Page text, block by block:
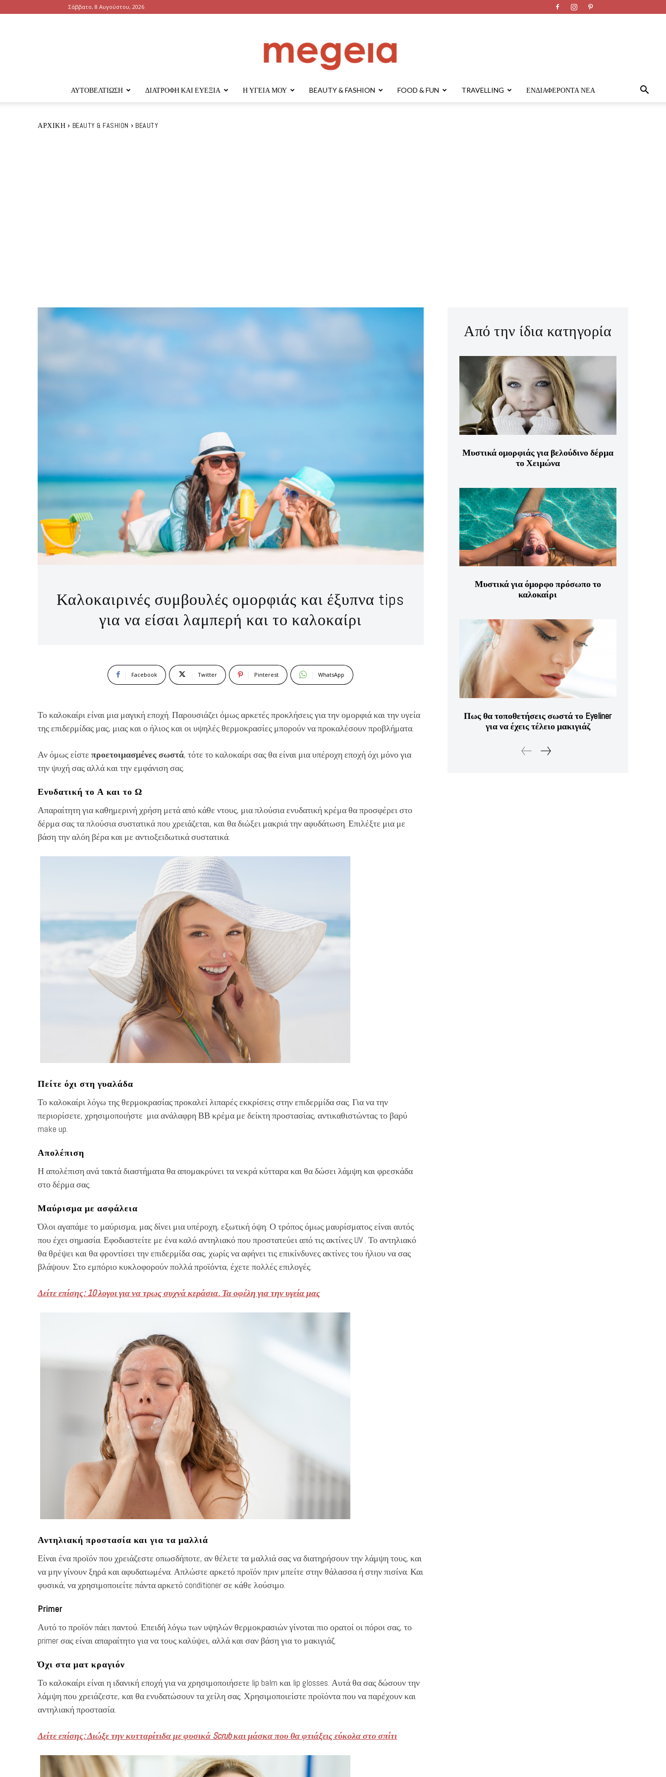
Σάββατο, 8 Αυγούστου, 2026
ΑΥΤΟΒΕΛΤΊΩΣΗ ΔΙΑΤΡΟΦΉ ΚΑΙ ΕΥΕΞΊΑ Η ΥΓΕΊΑ ΜΟΥ BEAUTY & FASHION FOOD & FUN TRAVELLING ΕΝΔΙΑΦΈΡΟΝΤΑ ΝΈΑ
ΑΡΧΙΚΉ BEAUTY & FASHION BEAUTY
Καλοκαιρινές συμβουλές ομορφιάς και έξυπνα tips
για να είσαι λαμπερή και το καλοκαίρι
Facebook Twitter Pinterest WhatsApp
Το καλοκαίρι είναι μια μαγική εποχή. Παρουσιάζει όμως αρκετές προκλήσεις για την ομορφιά και την υγεία
της επιδερμίδας μας, μιας και ο ήλιος και οι υψηλές θερμοκρασίες μπορούν να προκαλέσουν προβλήματα.
Αν όμως είστε προετοιμασμένες σωστά, τότε το καλοκαίρι σας θα είναι μια υπέροχη εποχή όχι μόνο για
την ψυχή σας αλλά και την εμφάνιση σας.
Ενυδατική το Α και το Ω
Απαραίτητη για καθημερινή χρήση μετά από κάθε ντους, μια πλούσια ενυδατική κρέμα θα προσφέρει στο
δέρμα σας τα πλούσια συστατικά που χρειάζεται, και θα διώξει μακριά την αφυδάτωση. Επιλέξτε μια με
βάση την αλόη βέρα και με αντιοξειδωτικά συστατικά.
Πείτε όχι στη γυαλάδα
Το καλοκαίρι λόγω της θερμοκρασίας προκαλεί λιπαρές εκκρίσεις στην επιδερμίδα σας. Για να την
περιορίσετε, χρησιμοποιήστε μια ανάλαφρη ΒΒ κρέμα με δείκτη προστασίας, αντικαθιστώντας το βαρύ
make up.
Απολέπιση
Η απολέπιση ανά τακτά διαστήματα θα απομακρύνει τα νεκρά κύτταρα και θα δώσει λάμψη και φρεσκάδα
στο δέρμα σας.
Μαύρισμα με ασφάλεια
Όλοι αγαπάμε το μαύρισμα, μας δίνει μια υπέροχη, εξωτική όψη. Ο τρόπος όμως μαυρίσματος είναι αυτός
που έχει σημασία. Εφοδιαστείτε με ένα καλό αντηλιακό που προστατεύει από τις ακτίνες UV . Το αντηλιακό
θα θρέψει και θα φροντίσει την επιδερμίδα σας, χωρίς να αφήνει τις επικίνδυνες ακτίνες του ήλιου να σας
βλάψουν. Στο εμπόριο κυκλοφορούν πολλά προϊόντα, έχετε πολλές επιλογές.
Δείτε επίσης: 10 λογοι για να τρως συχνά κεράσια. Τα οφέλη για την υγεία μας
Αντηλιακή προστασία και για τα μαλλιά
Είναι ένα προϊόν που χρειάζεστε οπωσδήποτε, αν θέλετε τα μαλλιά σας να διατηρήσουν την λάμψη τους, και
να μην γίνουν ξηρά και αφυδατωμένα. Απλώστε αρκετό προϊόν πριν μπείτε στην θάλασσα ή στην πισίνα. Και
φυσικά, να χρησιμοποιείτε πάντα αρκετό conditioner σε κάθε λούσιμο.
Primer
Αυτό το προϊόν πάει παντού. Επειδή λόγω των υψηλών θερμοκρασιών γίνοται πιο ορατοί οι πόροι σας, το
primer σας είναι απαραίτητο για να τους καλύψει, αλλά και σαν βάση για το μακιγιάζ.
Όχι στα ματ κραγιόν
Το καλοκαίρι είναι η ιδανική εποχή για να χρησιμοποιήσετε lip balm και lip glosses. Αυτά θα σας δώσουν την
λάμψη που χρειάζεστε, και θα ενυδατώσουν τα χείλη σας. Χρησιμοποιείστε προϊόντα που να παρέχουν και
αντηλιακή προστασία.
Δείτε επίσης: Διώξε την κυτταρίτιδα με φυσικά Scrub και μάσκα που θα φτιάξεις εύκολα στο σπίτι
Από την ίδια κατηγορία
Μυστικά ομορφιάς για βελούδινο δέρμα
το Χειμώνα
Μυστικά για όμορφο πρόσωπο το
καλοκαίρι
Πως θα τοποθετήσεις σωστά το Eyeliner
για να έχεις τέλειο μακιγιάζ